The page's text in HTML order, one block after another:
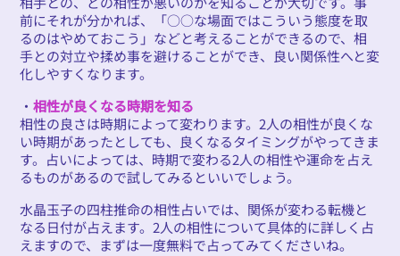
前にそれが分かれば、「○○な場面ではこういう態度を取
るのはやめておこう」などと考えることができるので、相
手との対立や揉め事を避けることができ、良い関係性へと変
化しやすくなります。
・相性が良くなる時期を知る
相性の良さは時期によって変わります。2人の相性が良くな
い時期があったとしても、良くなるタイミングがやってきま
す。占いによっては、時期で変わる2人の相性や運命を占え
るものがあるので試してみるといいでしょう。
水晶玉子の四柱推命の相性占いでは、関係が変わる転機と
なる日付が占えます。2人の相性について具体的に詳しく占
えますので、まずは一度無料で占ってみてくださいね。